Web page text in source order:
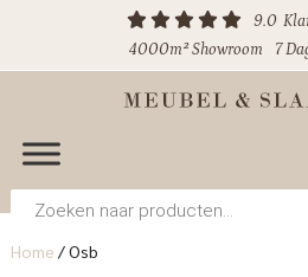
9.0
4000m² Showroom
7
Producten
zoeken
Home /Osb